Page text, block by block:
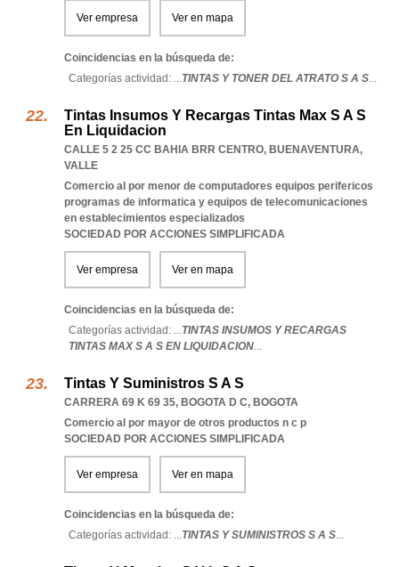
Ver empresa Ver en mapa
Coincidencias en la búsqueda de:
Categorías actividad: ...TINTAS Y TONER DEL ATRATO S A S...
Tintas Insumos Y Recargas Tintas Max S A S
En Liquidacion
CALLE 5 2 25 CC BAHIA BRR CENTRO, BUENAVENTURA,
VALLE
Comercio al por menor de computadores equipos perifericos
programas de informatica y equipos de telecomunicaciones
en establecimientos especializados
SOCIEDAD POR ACCIONES SIMPLIFICADA
Ver empresa Ver en mapa
Coincidencias en la búsqueda de:
Categorías actividad: ...TINTAS INSUMOS Y RECARGAS
TINTAS MAX S A S EN LIQUIDACION...
Tintas Y Suministros S A S
CARRERA 69 K 69 35, BOGOTA D C, BOGOTA
Comercio al por mayor de otros productos n c p
SOCIEDAD POR ACCIONES SIMPLIFICADA
Ver empresa Ver en mapa
Coincidencias en la búsqueda de:
Categorías actividad: ...TINTAS Y SUMINISTROS S A S...